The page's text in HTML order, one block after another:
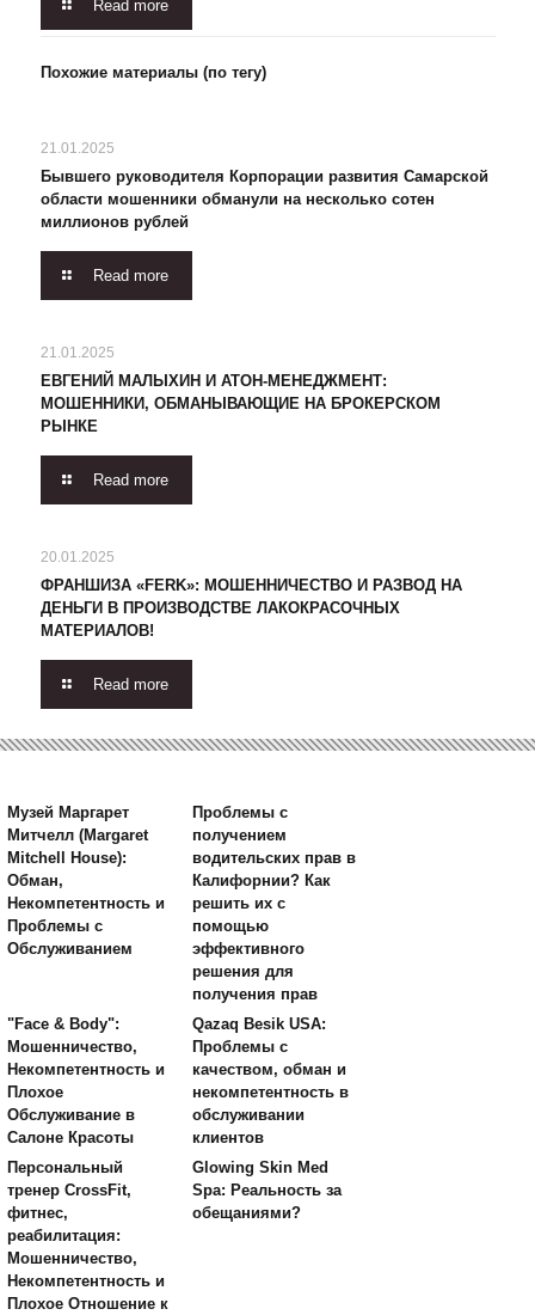
Read more
Похожие материалы (по тегу)
21.01.2025
Бывшего руководителя Корпорации развития Самарской
области мошенники обманули на несколько сотен
миллионов рублей
Read more
21.01.2025
ЕВГЕНИЙ МАЛЫХИН И АТОН-МЕНЕДЖМЕНТ:
МОШЕННИКИ, ОБМАНЫВАЮЩИЕ НА БРОКЕРСКОМ
РЫНКЕ
Read more
20.01.2025
ФРАНШИЗА «FERK»: МОШЕННИЧЕСТВО И РАЗВОД НА
ДЕНЬГИ В ПРОИЗВОДСТВЕ ЛАКОКРАСОЧНЫХ
МАТЕРИАЛОВ!
Read more
Музей Маргарет
Митчелл (Margaret
Mitchell House):
Обман,
Некомпетентность и
Проблемы с
Обслуживанием
Проблемы с
получением
водительских прав в
Калифорнии? Как
решить их с
помощью
эффективного
решения для
получения прав
"Face & Body":
Мошенничество,
Некомпетентность и
Плохое
Обслуживание в
Салоне Красоты
Qazaq Besik USA:
Проблемы с
качеством, обман и
некомпетентность в
обслуживании
клиентов
Персональный
тренер CrossFit,
фитнес,
реабилитация:
Мошенничество,
Некомпетентность и
Плохое Отношение к
Glowing Skin Med
Spa: Реальность за
обещаниями?